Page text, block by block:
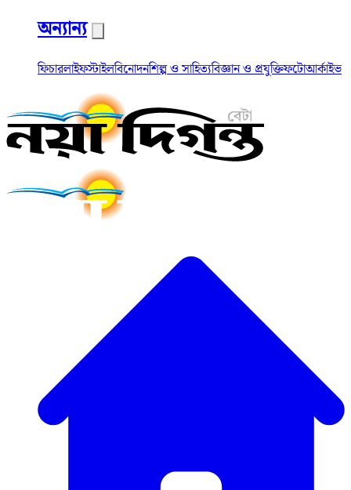
অন্যান্য
ফিচারলাইফস্টাইলবিনোদনশিল্প ও সাহিত্যবিজ্ঞান ও প্রযুক্তিফটোআর্কাইভ